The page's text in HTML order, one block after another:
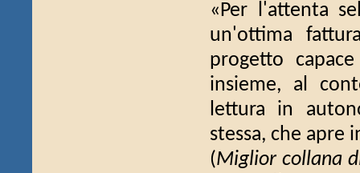
«Per l'attenta
un'ottima
progetto
insieme, al
lettura in
stessa, che
(Miglior collana